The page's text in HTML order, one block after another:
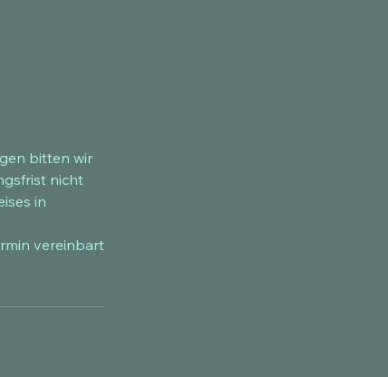
bitten wir
nicht
in
vereinbart